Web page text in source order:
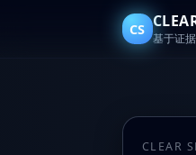
CS
基于证
CLEAR